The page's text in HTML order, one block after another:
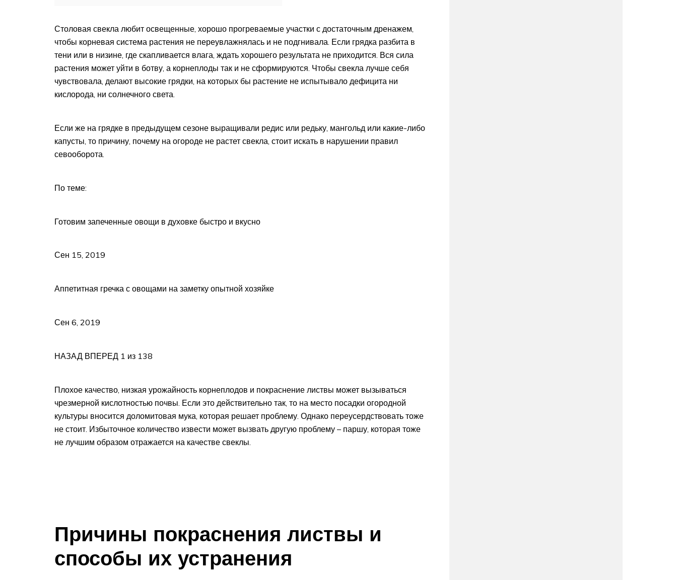
Столовая свекла любит освещенные, хорошо прогреваемые участки с достаточным дренажем,
чтобы корневая система растения не переувлажнялась и не подгнивала. Если грядка разбита в
тени или в низине, где скапливается влага, ждать хорошего результата не приходится. Вся сила
растения может уйти в ботву, а корнеплоды так и не сформируются. Чтобы свекла лучше себя
чувствовала, делают высокие грядки, на которых бы растение не испытывало дефицита ни
кислорода, ни солнечного света.
Если же на грядке в предыдущем сезоне выращивали редис или редьку, мангольд или какие-либо
капусты, то причину, почему на огороде не растет свекла, стоит искать в нарушении правил
севооборота.
По теме:
Готовим запеченные овощи в духовке быстро и вкусно
Сен 15, 2019
Аппетитная гречка с овощами на заметку опытной хозяйке
Сен 6, 2019
НАЗАД ВПЕРЕД 1 из 138
Плохое качество, низкая урожайность корнеплодов и покраснение листвы может вызываться
чрезмерной кислотностью почвы. Если это действительно так, то на место посадки огородной
культуры вносится доломитовая мука, которая решает проблему. Однако переусердствовать тоже
не стоит. Избыточное количество извести может вызвать другую проблему – паршу, которая тоже
не лучшим образом отражается на качестве свеклы.
Причины покраснения листвы и
способы их устранения